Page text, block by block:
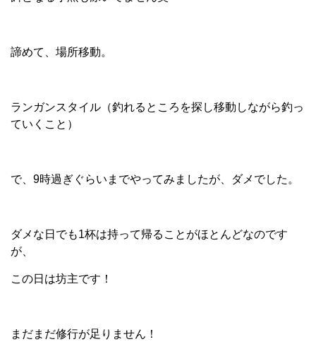
諦めて、場所移動。
ランガンスタイル（釣れるところを探し移動しながら釣っ
ていくこと）
で、9時過ぎぐらいまでやってみましたが、ダメでした。
ダメな日でも1杯は持って帰ることがほとんどなのです
が、
この日は坊主です！
まだまだ修行が足りません！